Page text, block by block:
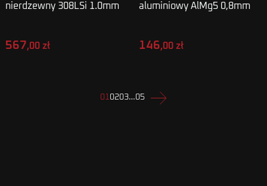
nierdzewny 308LSi 1.0mm
567,00 zł
aluminiowy AlMg5 0,8mm
146,00 zł
01 0203…05